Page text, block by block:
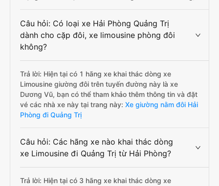
Câu hỏi: Có loại xe Hải Phòng Quảng Trị
dành cho cặp đôi, xe limousine phòng đôi
không?
Trả lời: Hiện tại có 1 hãng xe khai thác dòng xe
Limousine giường đôi trên tuyến đường này là xe
Dương Vũ, bạn có thể tham khảo thêm thông tin và đặt
vé các nhà xe này tại trang này: Xe giường nằm đôi Hải
Phòng đi Quảng Trị
Câu hỏi: Các hãng xe nào khai thác dòng
xe Limousine đi Quảng Trị từ Hải Phòng?
Trả lời: Hiện tại có 3 hãng xe khai thác dòng xe